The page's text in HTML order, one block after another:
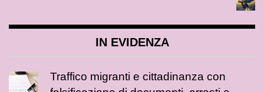
IN EVIDENZA
Traffico migranti e cittadinanza con